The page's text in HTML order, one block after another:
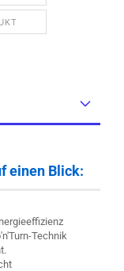
einen Blick:
Technik